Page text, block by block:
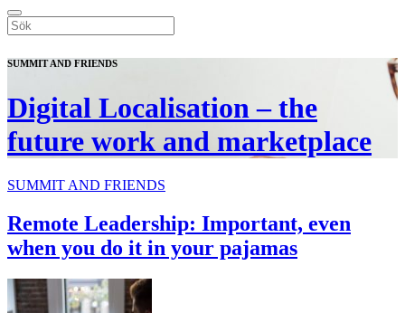
SUMMIT AND FRIENDS
Digital Localisation – the
future work and marketplace
SUMMIT AND FRIENDS
Remote Leadership: Important, even
when you do it in your pajamas